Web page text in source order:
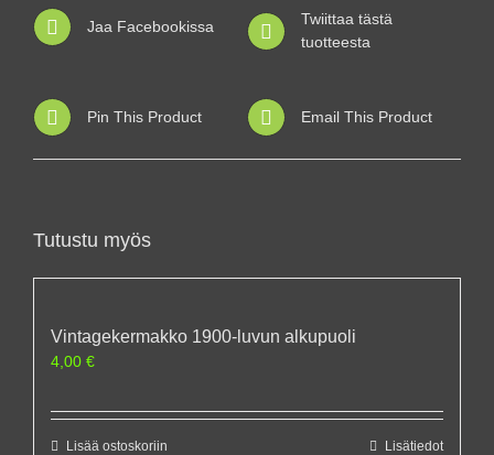
Jaa Facebookissa
Twiittaa tästä
tuotteesta
Pin This Product Email This Product
Tutustu myös
Vintagekermakko 1900-luvun alkupuoli
4,00 €
Lisää ostoskoriin Lisätiedot